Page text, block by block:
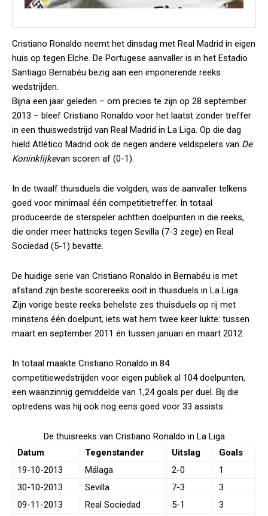
Cristiano Ronaldo neemt het dinsdag met Real Madrid in eigen
huis op tegen Elche. De Portugese aanvaller is in het Estadio
Santiago Bernabéu bezig aan een imponerende reeks
wedstrijden.
Bijna een jaar geleden – om precies te zijn op 28 september
2013 – bleef Cristiano Ronaldo voor het laatst zonder treffer
in een thuiswedstrijd van Real Madrid in La Liga. Op die dag
hield Atlético Madrid ook de negen andere veldspelers van De
Koninklijkevan scoren af (0-1).
In de twaalf thuisduels die volgden, was de aanvaller telkens
goed voor minimaal één competitietreffer. In totaal
produceerde de sterspeler achttien doelpunten in die reeks,
die onder meer hattricks tegen Sevilla (7-3 zege) en Real
Sociedad (5-1) bevatte.
De huidige serie van Cristiano Ronaldo in Bernabéu is met
afstand zijn beste scorereeks ooit in thuisduels in La Liga.
Zijn vorige beste reeks behelste zes thuisduels op rij met
minstens één doelpunt, iets wat hem twee keer lukte: tussen
maart en september 2011 én tussen januari en maart 2012.
In totaal maakte Cristiano Ronaldo in 84
competitiewedstrijden voor eigen publiek al 104 doelpunten,
een waanzinnig gemiddelde van 1,24 goals per duel. Bij die
optredens was hij ook nog eens goed voor 33 assists.
De thuisreeks van Cristiano Ronaldo in La Liga
Datum
Tegenstander Uitslag
Goals
19-10-2013
Málaga 2-0
1
30-10-2013
Sevilla 7-3
3
09-11-2013
Real Sociedad 5-1
3